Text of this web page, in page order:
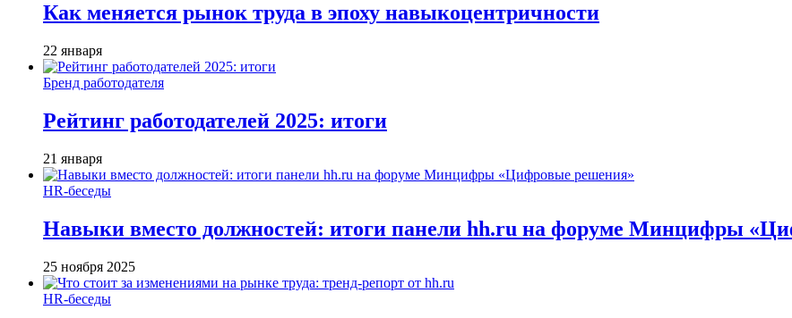
Как меняется рынок труда в эпоху навыкоцентричности
22 января
Бренд работодателя
Рейтинг работодателей 2025: итоги
21 января
HR-беседы
Навыки вместо должностей: итоги панели hh.ru на форуме Минцифры
25 ноября 2025
HR-беседы